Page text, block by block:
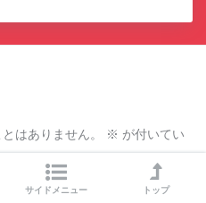
はありません。 ※ が付いてい
サイドメニュー トップ